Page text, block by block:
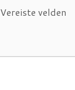
Vereiste velden